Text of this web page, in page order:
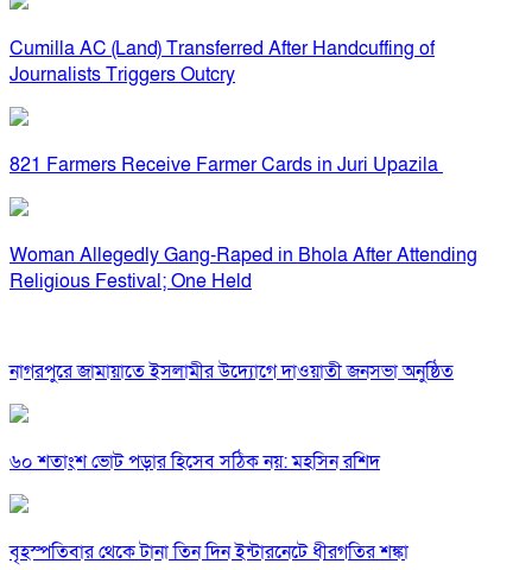
Cumilla AC (Land) Transferred After Handcuffing of
Journalists Triggers Outcry
821 Farmers Receive Farmer Cards in Juri Upazila
Woman Allegedly Gang-Raped in Bhola After Attending
Religious Festival; One Held
নাগরপুরে জামায়াতে ইসলামীর উদ্যোগে দাওয়াতী জনসভা অনুষ্ঠিত
৬০ শতাংশ ভোট পড়ার হিসেব সঠিক নয়: মহসিন রশিদ
বৃহস্পতিবার থেকে টানা তিন দিন ইন্টারনেটে ধীরগতির শঙ্কা